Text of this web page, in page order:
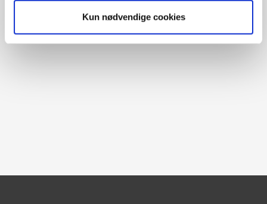
Kun nødvendige cookies